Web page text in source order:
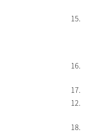
15
16
17
12
18